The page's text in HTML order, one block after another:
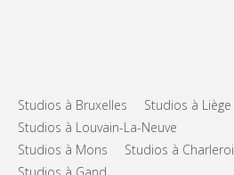
Studios à Bruxelles Studios à Liège
Studios à Louvain-La-Neuve
Studios à Mons
Studios à Charleroi